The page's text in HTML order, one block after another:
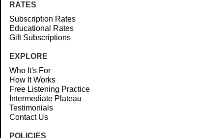
RATES
Subscription Rates
Educational Rates
Gift Subscriptions
EXPLORE
Who It's For
How It Works
Free Listening Practice
Intermediate Plateau
Testimonials
Contact Us
POLICIES